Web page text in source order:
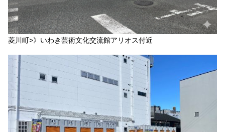
菱川町>》いわき芸術文化交流館アリオス付近